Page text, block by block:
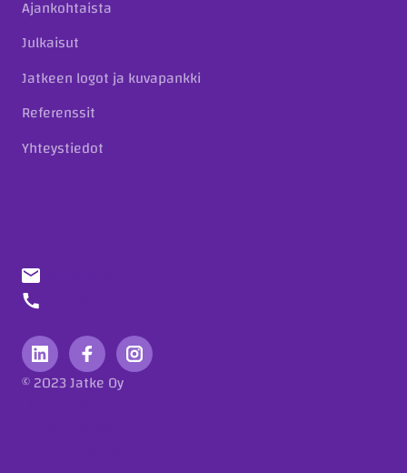
Ajankohtaista
Julkaisut
Jatkeen logot ja kuvapankki
Referenssit
Yhteystiedot
© 2023 Jatke Oy